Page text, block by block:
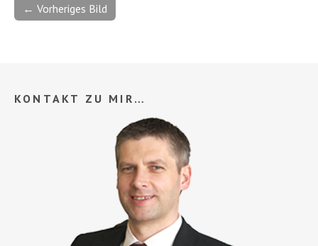
← Vorheriges Bild
KONTAKT ZU MIR…